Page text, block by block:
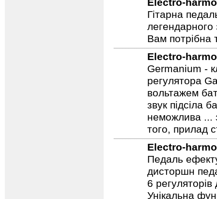
Electro-
Гітарна
Вам потрібна
Electro-
Germanium -
регулятора
вольтажем
звук підсіла
неможлива ...
того, прилад
Electro-
Педаль
дисторшн
6
Унікальна